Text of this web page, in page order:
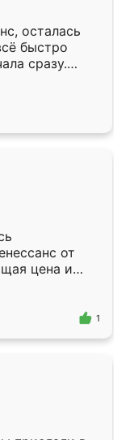
здесь.
осталась
быстро
сразу.
подошёл к
Собрали
даже
от
цена и
Приехавший
1